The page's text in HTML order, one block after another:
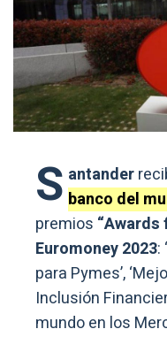
S antander
banco del
premios “Awards
Euromoney 2023:
para Pymes’,
Inclusión
mundo en los